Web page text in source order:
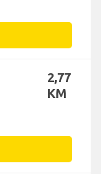
2,77
KM